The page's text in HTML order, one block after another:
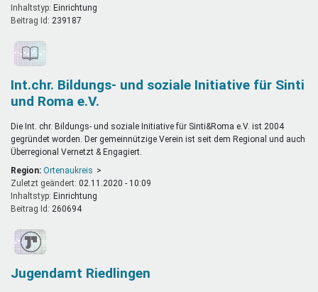
Inhaltstyp:
einrichtung
Beitrag Id: 239187
Int.chr. Bildungs- und soziale Initiative für Sinti
und Roma e.V.
Die Int. chr. Bildungs- und soziale Initiative für Sinti&Roma e.V. ist 2004
gegründet worden. Der gemeinnützige Verein ist seit dem Regional und auch
Überregional Vernetzt & Engagiert.
Region: Ortenaukreis
Zuletzt geändert: 02.11.2020 - 10:09
Inhaltstyp:
einrichtung
Beitrag Id: 260694
Jugendamt Riedlingen